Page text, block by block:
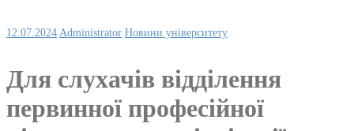
12.07.2024 Administrator Новини університету
Для слухачів відділення
первинної професійної